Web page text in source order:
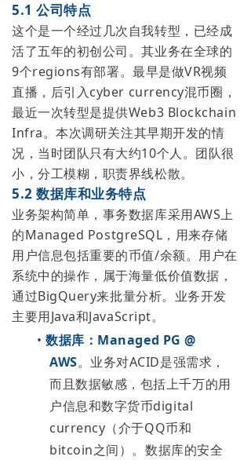
5.1 公司特点
这个是一个经过几次自我转型，已经成
活了五年的初创公司。其业务在全球的
9个regions有部署。最早是做VR视频
直播，后引入cyber currency混币圈，
最近一次转型是提供Web3 Blockchain
Infra。本次调研关注其早期开发的情
况，当时团队只有大约10个人。团队很
小，分工模糊，职责界线松散。
5.2 数据库和业务特点
业务架构简单，事务数据库采用AWS上
的Managed PostgreSQL，用来存储
用户信息包括重要的币值/余额。用户在
系统中的操作，属于海量低价值数据，
通过BigQuery来批量分析。业务开发
主要用Java和JavaScript。
•数据库：Managed PG @
AWS。业务对ACID是强需求，
而且数据敏感，包括上千万的用
户信息和数字货币digital
currency（介于QQ币和
bitcoin之间）。数据库的安全